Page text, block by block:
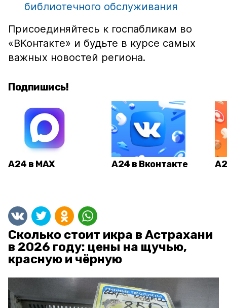
библиотечного обслуживания
Присоединяйтесь к госпабликам во
«ВКонтакте» и будьте в курсе самых
важных новостей региона.
Подпишись!
А24 в MAX А24 в Вконтакте
Сколько стоит икра в Астрахани
в 2026 году: цены на щучью,
красную и чёрную